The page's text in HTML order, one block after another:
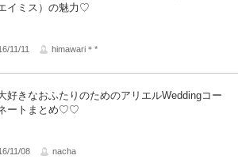
イミス）の魅力♡
11/11 himawari＊*
好きなおふたりのためのアリエルWeddingコー
ートまとめ♡♡
11/08 nacha